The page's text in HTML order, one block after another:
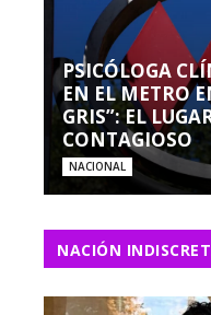
PSICÓLOGA
EN EL METRO
GRIS”: EL
CONTAGIOSO
NACIONAL
NACIÓN